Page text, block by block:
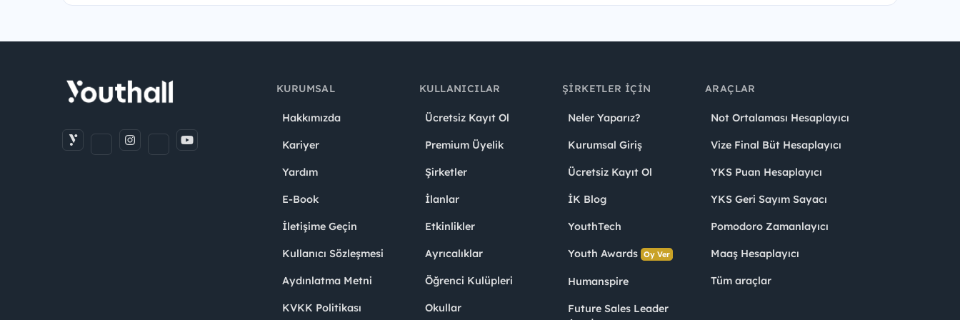
KURUMSAL
Hakkımızda
Kariyer
Yardım
E-Book
İletişime Geçin
Kullanıcı Sözleşmesi
Aydınlatma Metni
KVKK Politikası
KULLANICILAR
Ücretsiz Kayıt Ol
Premium Üyelik
Şirketler
İlanlar
Etkinlikler
Ayrıcalıklar
Öğrenci Kulüpleri
Okullar
ŞIRKETLER İÇIN
Neler Yaparız?
Kurumsal Giriş
Ücretsiz Kayıt Ol
İK Blog
YouthTech
Youth Awards Oy Ver
Humanspire
Future Sales Leader
ARAÇLAR
Not Ortalaması Hesaplayıcı
Vize Final Büt Hesaplayıcı
YKS Puan Hesaplayıcı
YKS Geri Sayım Sayacı
Pomodoro Zamanlayıcı
Maaş Hesaplayıcı
Tüm araçlar